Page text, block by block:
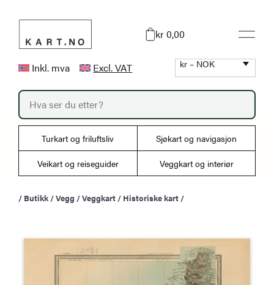
innhold
kr 0,00
Inkl. mva Excl. VAT kr – NOK
P
o
d
t
r
Turkart og friluftsliv Sjøkart og navigasjon
Veikart og reiseguider Veggkart og interiør
/ Butikk /Vegg /Veggkart / Historiske kart /